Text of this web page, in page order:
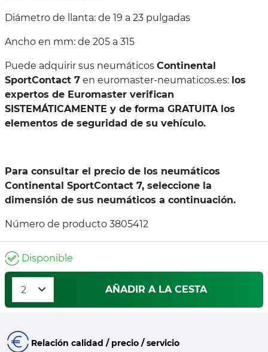
Diámetro de llanta: de 19 a 23 pulgadas
Ancho en mm: de 205 a 315
Puede adquirir sus neumáticos Continental
SportContact 7 en euromaster-neumaticos.es: los
expertos de Euromaster verifican
SISTEMÁTICAMENTE y de forma GRATUITA los
elementos de seguridad de su vehículo.
Para consultar el precio de los neumáticos
Continental SportContact 7, seleccione la
dimensión de sus neumáticos a continuación.
Número de producto 3805412
Disponible
AÑADIR A LA CESTA
Relación calidad / precio / servicio